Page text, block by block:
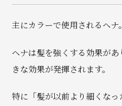
主にカラーで使用されるヘナ。
ヘナは髪を強くする効果が
きな効果が発揮されます。
特に「髪が以前より細くな